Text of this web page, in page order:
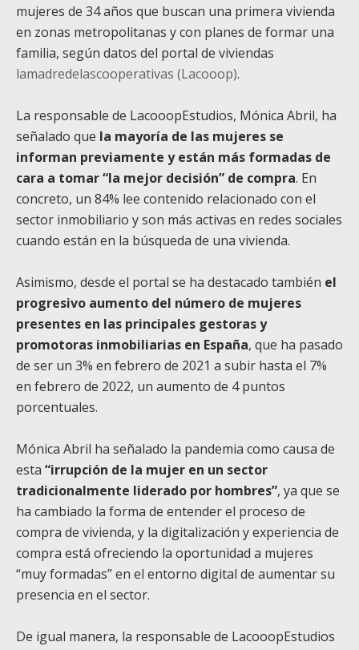
mujeres de 34 años que buscan una primera vivienda
en zonas metropolitanas y con planes de formar una
familia, según datos del portal de viviendas
lamadredelascooperativas (Lacooop).
La responsable de LacooopEstudios, Mónica Abril, ha
señalado que la mayoría de las mujeres se
informan previamente y están más formadas de
cara a tomar “la mejor decisión” de compra. En
concreto, un 84% lee contenido relacionado con el
sector inmobiliario y son más activas en redes sociales
cuando están en la búsqueda de una vivienda.
Asimismo, desde el portal se ha destacado también el
progresivo aumento del número de mujeres
presentes en las principales gestoras y
promotoras inmobiliarias en España, que ha pasado
de ser un 3% en febrero de 2021 a subir hasta el 7%
en febrero de 2022, un aumento de 4 puntos
porcentuales.
Mónica Abril ha señalado la pandemia como causa de
esta “irrupción de la mujer en un sector
tradicionalmente liderado por hombres”, ya que se
ha cambiado la forma de entender el proceso de
compra de vivienda, y la digitalización y experiencia de
compra está ofreciendo la oportunidad a mujeres
“muy formadas” en el entorno digital de aumentar su
presencia en el sector.
De igual manera, la responsable de LacooopEstudios